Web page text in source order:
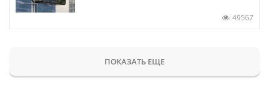
49567
ПОКАЗАТЬ ЕЩЕ